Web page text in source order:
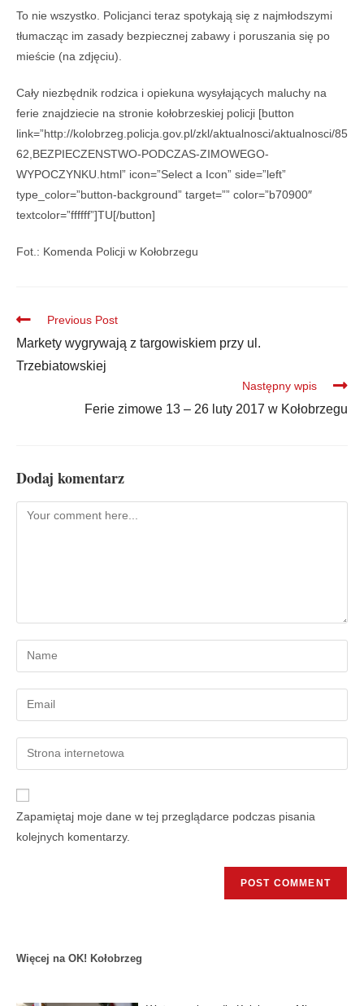
To nie wszystko. Policjanci teraz spotykają się z najmłodszymi
tłumacząc im zasady bezpiecznej zabawy i poruszania się po
mieście (na zdjęciu).
Cały niezbędnik rodzica i opiekuna wysyłających maluchy na
ferie znajdziecie na stronie kołobrzeskiej policji [button
link=”http://kolobrzeg.policja.gov.pl/zkl/aktualnosci/aktualnosci/85
62,BEZPIECZENSTWO-PODCZAS-ZIMOWEGO-
WYPOCZYNKU.html” icon=”Select a Icon” side=”left”
type_color=”button-background” target=”” color=”b70900″
textcolor=”ffffff”]TU[/button]
Fot.: Komenda Policji w Kołobrzegu
Previous Post
Markety wygrywają z targowiskiem przy ul.
Trzebiatowskiej
Następny wpis
Ferie zimowe 13 – 26 luty 2017 w Kołobrzegu
Dodaj komentarz
Zapamiętaj moje dane w tej przeglądarce podczas pisania
kolejnych komentarzy.
Więcej na OK! Kołobrzeg